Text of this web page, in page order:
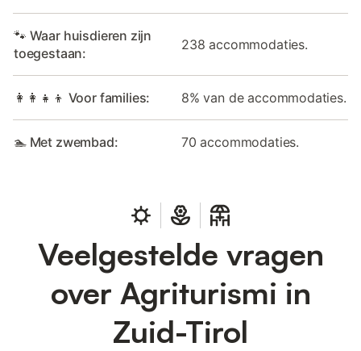
🐾 Waar huisdieren zijn
toegestaan:
238 accommodaties.
👩‍👩‍👧‍👦 Voor families: 8% van de accommodaties.
🏊 Met zwembad: 70 accommodaties.
Veelgestelde vragen
over Agriturismi in
Zuid-Tirol